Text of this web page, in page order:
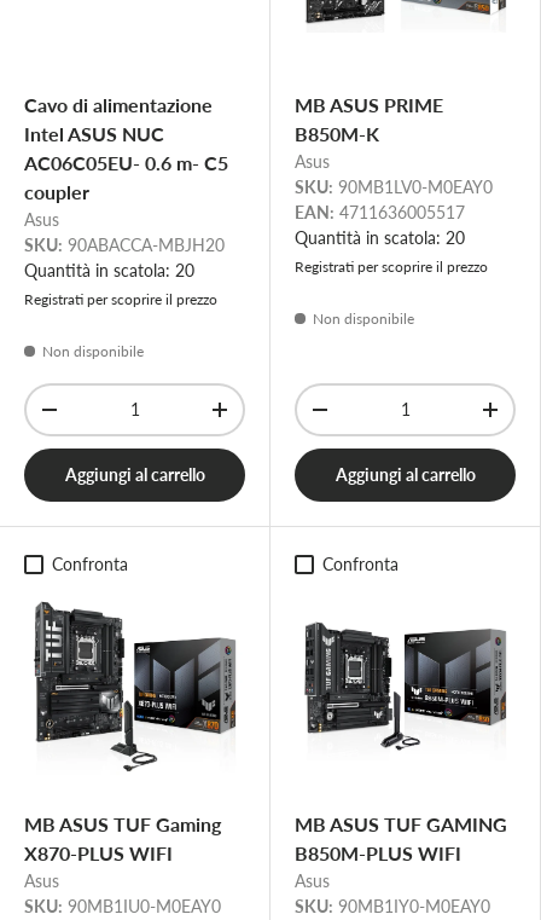
Cavo di alimentazione
Intel ASUS NUC
AC06C05EU- 0.6 m- C5
coupler
Asus
SKU: 90ABACCA-MBJH20
Quantità in scatola: 20
Registrati per scoprire il prezzo
Non disponibile
Q.tà
-
+
Aggiungi al carrello
MB ASUS PRIME
B850M-K
Asus
SKU: 90MB1LV0-M0EAY0
EAN: 4711636005517
Quantità in scatola: 20
Registrati per scoprire il prezzo
Non disponibile
Q.tà
-
+
Aggiungi al carrello
Confronta
MB ASUS TUF Gaming
X870-PLUS WIFI
Asus
SKU: 90MB1IU0-M0EAY0
Confronta
MB ASUS TUF GAMING
B850M-PLUS WIFI
Asus
SKU: 90MB1IY0-M0EAY0